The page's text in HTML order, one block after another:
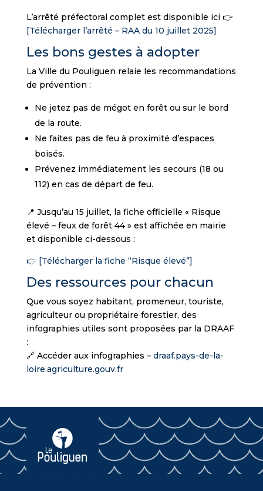
L’arrêté préfectoral complet est disponible ici 👉
[Télécharger l’arrêté – RAA du 10 juillet 2025]
Les bons gestes à adopter
La Ville du Pouliguen relaie les recommandations
de prévention :
Ne jetez pas de mégot en forêt ou sur le bord
de la route.
Ne faites pas de feu à proximité d’espaces
boisés.
Prévenez immédiatement les secours (18 ou
112) en cas de départ de feu.
📍 Jusqu’au 15 juillet, la fiche officielle « Risque
élevé – feux de forêt 44 » est affichée en mairie
et disponible ci-dessous :
👉 [Télécharger la fiche “Risque élevé”]
Des ressources pour chacun
Que vous soyez habitant, promeneur, touriste,
agriculteur ou propriétaire forestier, des
infographies utiles sont proposées par la DRAAF
:
🔗 Accéder aux infographies – draaf.pays-de-la-
loire.agriculture.gouv.fr